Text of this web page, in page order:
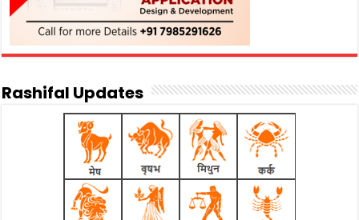
Rashifal Updates